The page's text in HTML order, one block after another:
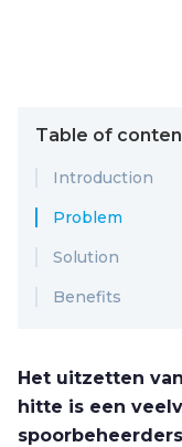
Table of
Introduction
Problem
Solution
Benefits
Het uitzetten
hitte is een